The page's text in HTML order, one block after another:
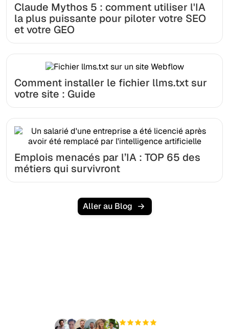
Claude Mythos 5 : comment utiliser l'IA
la plus puissante pour piloter votre SEO
et votre GEO
Comment installer le fichier llms.txt sur
votre site : Guide
Emplois menacés par l’IA : TOP 65 des
métiers qui survivront
Aller au Blog